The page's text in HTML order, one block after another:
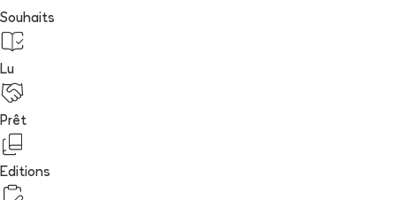
Souhaits
Lu
Prêt
Editions